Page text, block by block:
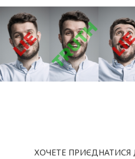
ХОЧЕТЕ ПРИЄДНАТИСЯ